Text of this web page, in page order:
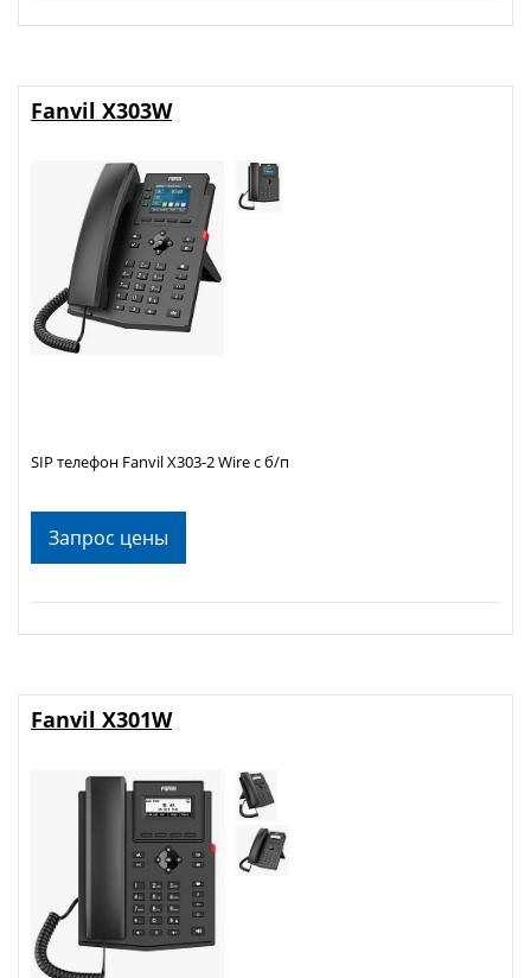
Запрос цены
Fanvil X303W
SIP телефон Fanvil X303-2 Wire c б/п
Fanvil X301W